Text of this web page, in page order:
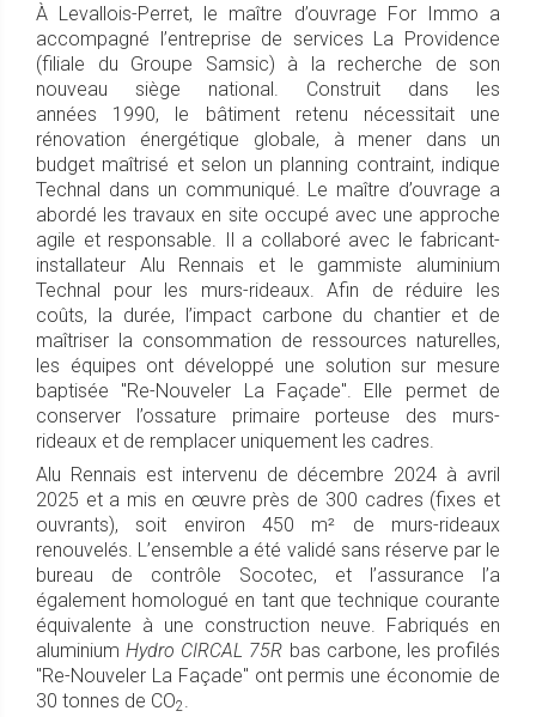
À Levallois-Perret, le maître d’ouvrage For Immo a
accompagné l’entreprise de services La Providence
(filiale du Groupe Samsic) à la recherche de son
nouveau siège national. Construit dans les
années 1990, le bâtiment retenu nécessitait une
rénovation énergétique globale, à mener dans un
budget maîtrisé et selon un planning contraint, indique
Technal dans un communiqué. Le maître d’ouvrage a
abordé les travaux en site occupé avec une approche
agile et responsable. Il a collaboré avec le fabricant-
installateur Alu Rennais et le gammiste aluminium
Technal pour les murs-rideaux. Afin de réduire les
coûts, la durée, l’impact carbone du chantier et de
maîtriser la consommation de ressources naturelles,
les équipes ont développé une solution sur mesure
baptisée "Re-Nouveler La Façade". Elle permet de
conserver l’ossature primaire porteuse des murs-
rideaux et de remplacer uniquement les cadres.
Alu Rennais est intervenu de décembre 2024 à avril
2025 et a mis en œuvre près de 300 cadres (fixes et
ouvrants), soit environ 450 m² de murs-rideaux
renouvelés. L’ensemble a été validé sans réserve par le
bureau de contrôle Socotec, et l’assurance l’a
également homologué en tant que technique courante
équivalente à une construction neuve. Fabriqués en
aluminiumHydro CIRCAL 75R bas carbone, les profilés
"Re-Nouveler La Façade" ont permis une économie de
30 tonnes de CO2.